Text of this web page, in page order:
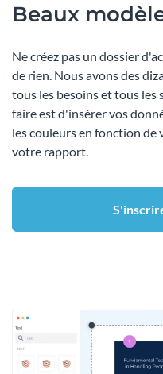
Beaux
Ne créez pas un dossier
de rien. Nous avons des
tous les besoins et tous les
faire est d'insérer vos
les couleurs en fonction
votre rapport.